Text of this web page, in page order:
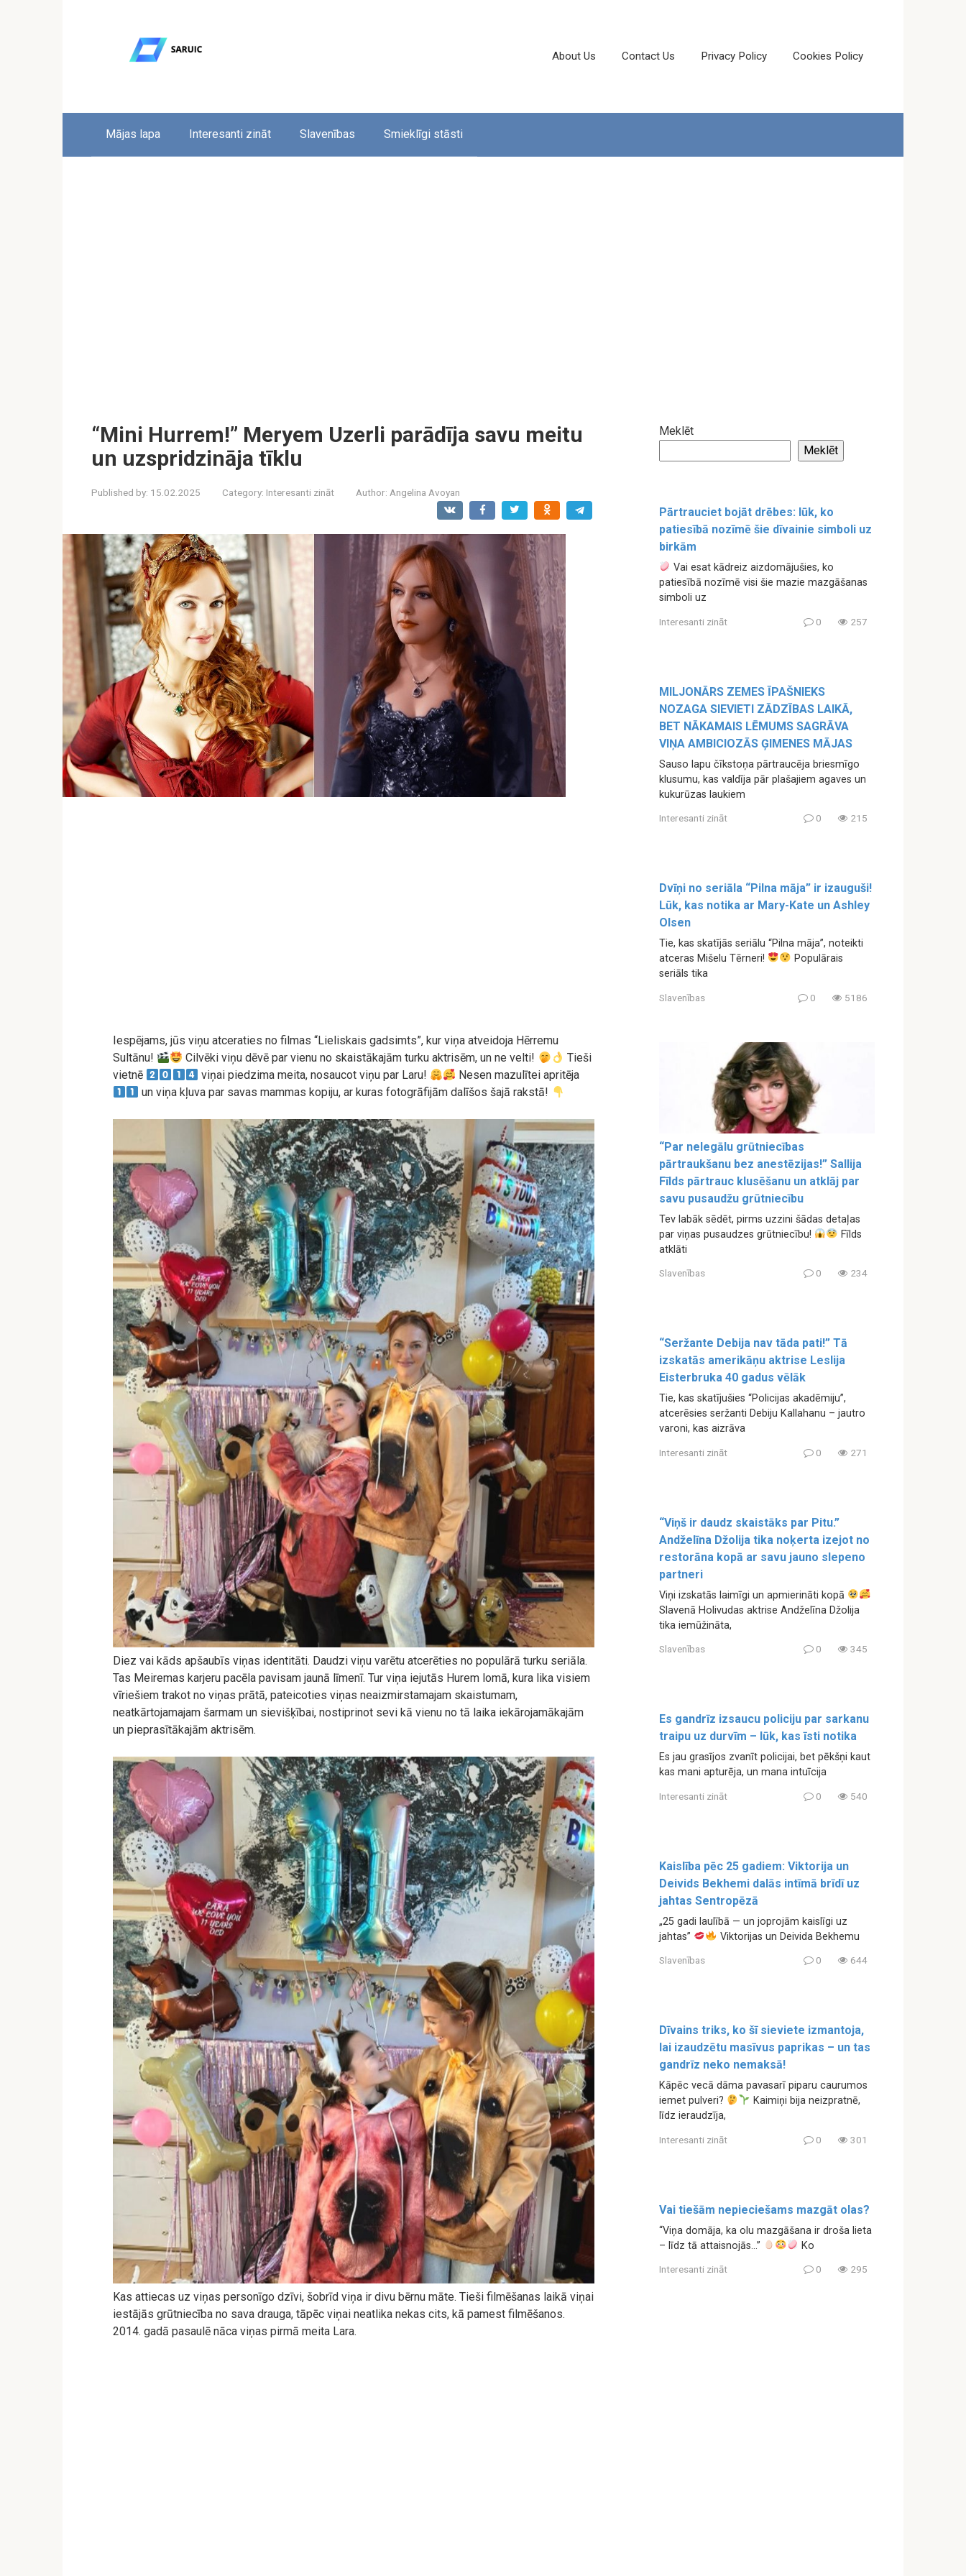
About Us Contact Us Privacy Policy Cookies Policy
Mājas lapa Interesanti zināt Slavenības Smieklīgi stāsti
“Mini Hurrem!” Meryem Uzerli parādīja savu meitu
un uzspridzināja tīklu
Published by: 15.02.2025 Category: Interesanti zināt Author: Angelina Avoyan
Iespējams, jūs viņu atceraties no filmas “Lieliskais gadsimts”, kur viņa atveidoja Hērremu
Sultānu!
Cilvēki viņu dēvē par vienu no skaistākajām turku aktrisēm, un ne velti!
Tieši
vietnē
viņai piedzima meita, nosaucot viņu par Laru!
Nesen mazulītei apritēja
un viņa kļuva par savas mammas kopiju, ar kuras fotogrāfijām dalīšos šajā rakstā!
Diez vai kāds apšaubīs viņas identitāti. Daudzi viņu varētu atcerēties no populārā turku seriāla.
Tas Meiremas karjeru pacēla pavisam jaunā līmenī. Tur viņa iejutās Hurem lomā, kura lika visiem
vīriešiem trakot no viņas prātā, pateicoties viņas neaizmirstamajam skaistumam,
neatkārtojamajam šarmam un sievišķībai, nostiprinot sevi kā vienu no tā laika iekārojamākajām
un pieprasītākajām aktrisēm.
Kas attiecas uz viņas personīgo dzīvi, šobrīd viņa ir divu bērnu māte. Tieši filmēšanas laikā viņai
iestājās grūtniecība no sava drauga, tāpēc viņai neatlika nekas cits, kā pamest filmēšanos.
2014. gadā pasaulē nāca viņas pirmā meita Lara.
Meklēt
Meklēt
Pārtrauciet bojāt drēbes: lūk, ko
patiesībā nozīmē šie dīvainie simboli uz
birkām
Vai esat kādreiz aizdomājušies, ko
patiesībā nozīmē visi šie mazie mazgāšanas
simboli uz
Interesanti zināt 0 257
MILJONĀRS ZEMES ĪPAŠNIEKS
NOZAGA SIEVIETI ZĀDZĪBAS LAIKĀ,
BET NĀKAMAIS LĒMUMS SAGRĀVA
VIŅA AMBICIOZĀS ĢIMENES MĀJAS
Sauso lapu čīkstoņa pārtraucēja briesmīgo
klusumu, kas valdīja pār plašajiem agaves un
kukurūzas laukiem
Interesanti zināt 0 215
Dvīņi no seriāla “Pilna māja” ir izauguši!
Lūk, kas notika ar Mary-Kate un Ashley
Olsen
Tie, kas skatījās seriālu “Pilna māja”, noteikti
atceras Mišelu Tērneri!
Populārais
seriāls tika
Slavenības 0 5186
“Par nelegālu grūtniecības
pārtraukšanu bez anestēzijas!” Sallija
Fīlds pārtrauc klusēšanu un atklāj par
savu pusaudžu grūtniecību
Tev labāk sēdēt, pirms uzzini šādas detaļas
par viņas pusaudzes grūtniecību!
Fīlds
atklāti
Slavenības 0 234
“Seržante Debija nav tāda pati!” Tā
izskatās amerikāņu aktrise Leslija
Eisterbruka 40 gadus vēlāk
Tie, kas skatījušies “Policijas akadēmiju”,
atcerēsies seržanti Debiju Kallahanu – jautro
varoni, kas aizrāva
Interesanti zināt 0 271
“Viņš ir daudz skaistāks par Pitu.”
Andželīna Džolija tika noķerta izejot no
restorāna kopā ar savu jauno slepeno
partneri
Viņi izskatās laimīgi un apmierināti kopā
Slavenā Holivudas aktrise Andželīna Džolija
tika iemūžināta,
Slavenības 0 345
Es gandrīz izsaucu policiju par sarkanu
traipu uz durvīm – lūk, kas īsti notika
Es jau grasījos zvanīt policijai, bet pēkšņi kaut
kas mani apturēja, un mana intuīcija
Interesanti zināt 0 540
Kaislība pēc 25 gadiem: Viktorija un
Deivids Bekhemi dalās intīmā brīdī uz
jahtas Sentropēzā
„25 gadi laulībā — un joprojām kaislīgi uz
jahtas”
Viktorijas un Deivida Bekhemu
Slavenības 0 644
Dīvains triks, ko šī sieviete izmantoja,
lai izaudzētu masīvus paprikas – un tas
gandrīz neko nemaksā!
Kāpēc vecā dāma pavasarī piparu caurumos
iemet pulveri?
Kaimiņi bija neizpratnē,
līdz ieraudzīja,
Interesanti zināt 0 301
Vai tiešām nepieciešams mazgāt olas?
“Viņa domāja, ka olu mazgāšana ir droša lieta
– līdz tā attaisnojās…”
Ko
Interesanti zināt 0 295